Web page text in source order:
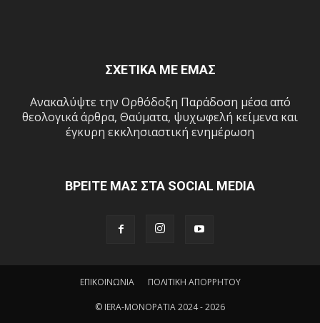
ΣΧΕΤΙΚΑ ΜΕ ΕΜΑΣ
Ανακαλύψτε την Ορθόδοξη Παράδοση μέσα από
θεολογικά άρθρα, Θαύματα, ψυχωφελή κείμενα και
έγκυρη εκκλησιαστική ενημέρωση
ΒΡΕΙΤΕ ΜΑΣ ΣΤΑ SOCIAL MEDIA
ΕΠΙΚΟΙΝΩΝΙΑ ΠΟΛΙΤΙΚΗ ΑΠΟΡΡΗΤΟΥ
© IERA-MONOPATIA 2024 - 2026